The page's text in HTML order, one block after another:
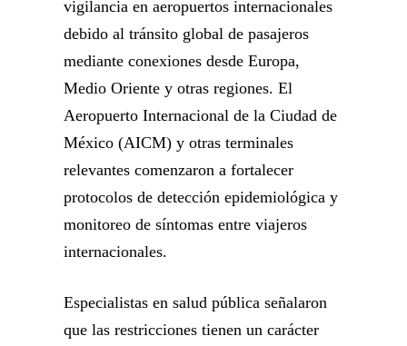
vigilancia en aeropuertos internacionales
debido al tránsito global de pasajeros
mediante conexiones desde Europa,
Medio Oriente y otras regiones. El
Aeropuerto Internacional de la Ciudad de
México (AICM) y otras terminales
relevantes comenzaron a fortalecer
protocolos de detección epidemiológica y
monitoreo de síntomas entre viajeros
internacionales.
Especialistas en salud pública señalaron
que las restricciones tienen un carácter